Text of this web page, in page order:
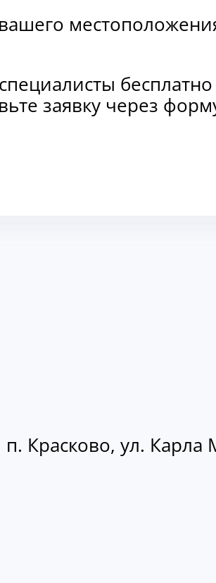
заявку через
Красково, ул. Карла